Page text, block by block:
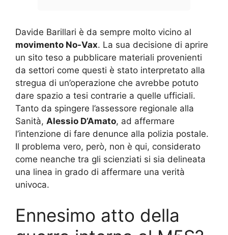
Davide Barillari è da sempre molto vicino al
movimento No-Vax. La sua decisione di aprire
un sito teso a pubblicare materiali provenienti
da settori come questi è stato interpretato alla
stregua di un’operazione che avrebbe potuto
dare spazio a tesi contrarie a quelle ufficiali.
Tanto da spingere l’assessore regionale alla
Sanità, Alessio D’Amato, ad affermare
l’intenzione di fare denunce alla polizia postale.
Il problema vero, però, non è qui, considerato
come neanche tra gli scienziati si sia delineata
una linea in grado di affermare una verità
univoca.
Ennesimo atto della